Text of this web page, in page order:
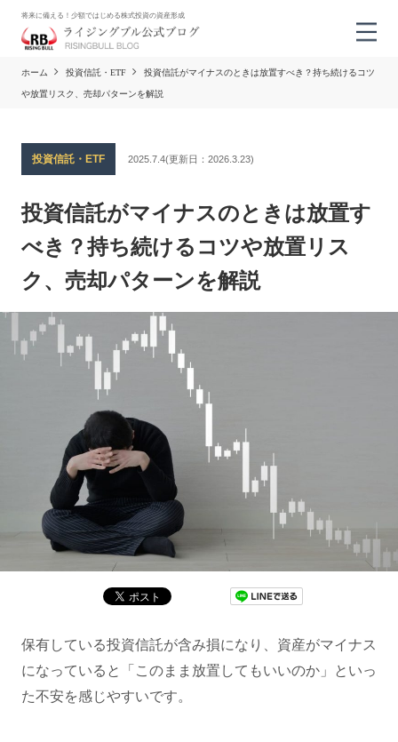
将来に備える！少額ではじめる株式投資の資産形成
ホーム 投資信託・ETF 投資信託がマイナスのときは放置すべき？持ち続けるコツ
や放置リスク、売却パターンを解説
投資信託・ETF 2025.7.4(更新日： 2026.3.23)
投資信託がマイナスのときは放置す
べき？持ち続けるコツや放置リス
ク、売却パターンを解説
保有している投資信託が含み損になり、資産がマイナス
になっていると「このまま放置してもいいのか」といっ
た不安を感じやすいです。